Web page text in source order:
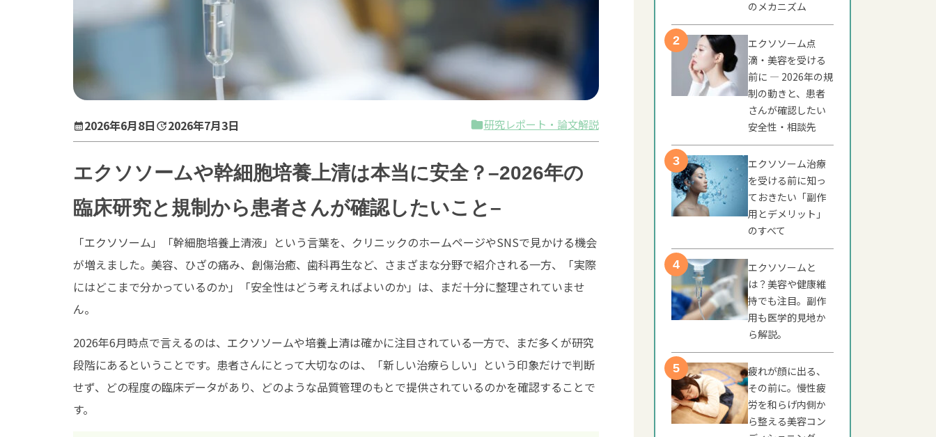
2026年6月8日 2026年7月3日 研究レポート・論文解説
エクソソームや幹細胞培養上清は本当に安全？–2026年の
臨床研究と規制から患者さんが確認したいこと–
「エクソソーム」「幹細胞培養上清液」という言葉を、クリニックのホームページやSNSで見かける機会
が増えました。美容、ひざの痛み、創傷治癒、歯科再生など、さまざまな分野で紹介される一方、「実際
にはどこまで分かっているのか」「安全性はどう考えればよいのか」は、まだ十分に整理されていませ
ん。
2026年6月時点で言えるのは、エクソソームや培養上清は確かに注目されている一方で、まだ多くが研究
段階にあるということです。患者さんにとって大切なのは、「新しい治療らしい」という印象だけで判断
せず、どの程度の臨床データがあり、どのような品質管理のもとで提供されているのかを確認することで
す。
のメカニズム
エクソソーム点
滴・美容を受ける
前に — 2026年の規
制の動きと、患者
さんが確認したい
安全性・相談先
エクソソーム治療
を受ける前に知っ
ておきたい「副作
用とデメリット」
のすべて
エクソソームと
は？美容や健康維
持でも注目。副作
用も医学的見地か
ら解説。
疲れが顔に出る、
その前に。慢性疲
労を和らげ内側か
ら整える美容コン